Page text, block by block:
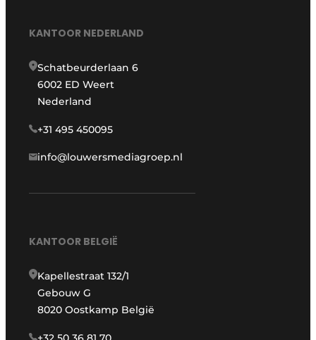
KANTOOR NEDERLAND
Schatbeurderlaan 6
6002 ED Weert
Nederland
+31 495 450095
info@louwersmediagroep.nl
KANTOOR BELGIË
Kapellestraat 132/1
Gebouw G
8020 Oostkamp België